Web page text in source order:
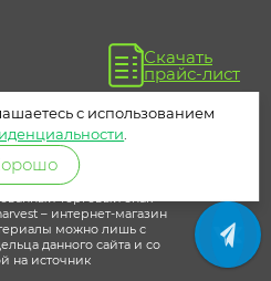
Скачать
прайс-лист
торговый знак
– интернет-магазин
можно лишь с
данного сайта и со
на источник
с использованием